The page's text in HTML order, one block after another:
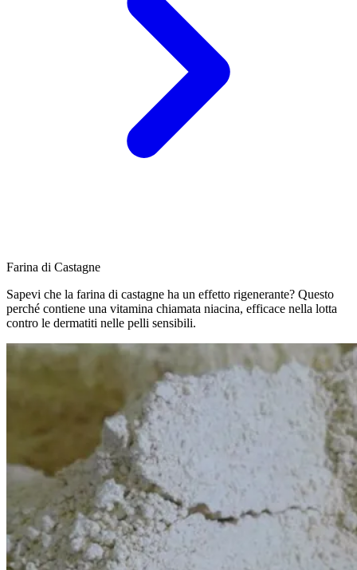
Farina di Castagne
Sapevi che la farina di castagne ha un effetto rigenerante? Questo
perché contiene una vitamina chiamata niacina, efficace nella lotta
contro le dermatiti nelle pelli sensibili.